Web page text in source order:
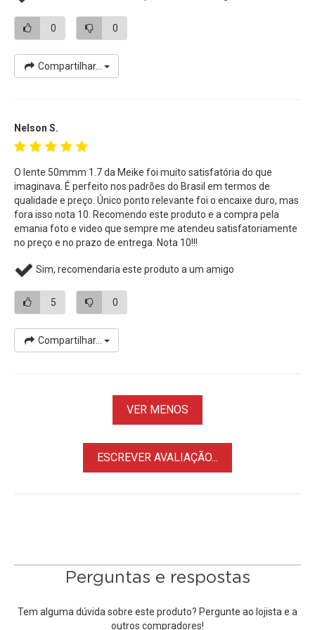
oferece maior rigidez e precisão de montagem.
FujiFilm X-A10
FujiFilm X-E2S
FujiFilm X-E4
FujiFilm X-H1
FujiFilm X-H2
FujiFilm X-H2S
FujiFilm X-Pro2
FujiFilm X-Pro3
FujiFilm X-T1
FujiFilm X-T10
FujiFilm X-T100
FujiFilm X-T2
0 0
Compartilhar...
Nelson S.
O lente 50mmm 1.7 da Meike foi muito satisfatória do que
imaginava. É perfeito nos padrões do Brasil em termos de
qualidade e preço. Único ponto relevante foi o encaixe duro, mas
fora isso nota 10. Recomendo este produto e a compra pela
emania foto e video que sempre me atendeu satisfatoriamente
no preço e no prazo de entrega. Nota 10!!!
Sim, recomendaria este produto a um amigo
5 0
Compartilhar...
VER MENOS
ESCREVER AVALIAÇÃO...
Perguntas e respostas
Tem alguma dúvida sobre este produto? Pergunte ao lojista e a
outros compradores!